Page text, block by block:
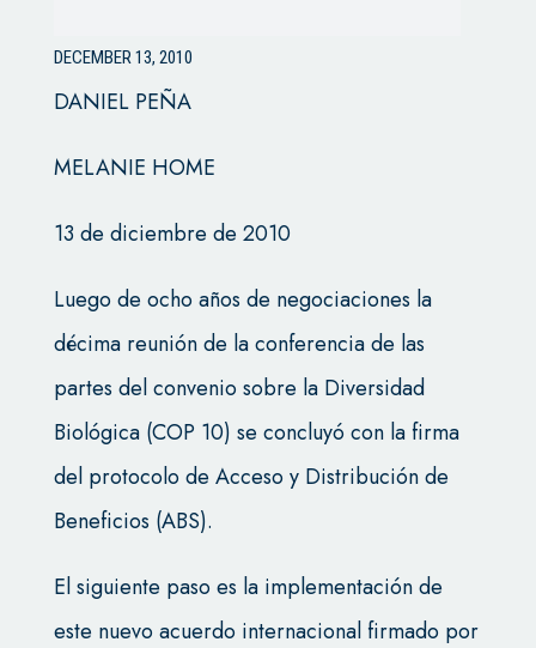
DECEMBER 13, 2010
DANIEL PEÑA
MELANIE HOME
13 de diciembre de 2010
Luego de ocho años de negociaciones la
décima reunión de la conferencia de las
partes del convenio sobre la Diversidad
Biológica (COP 10) se concluyó con la firma
del protocolo de Acceso y Distribución de
Beneficios (ABS).
El siguiente paso es la implementación de
este nuevo acuerdo internacional firmado por